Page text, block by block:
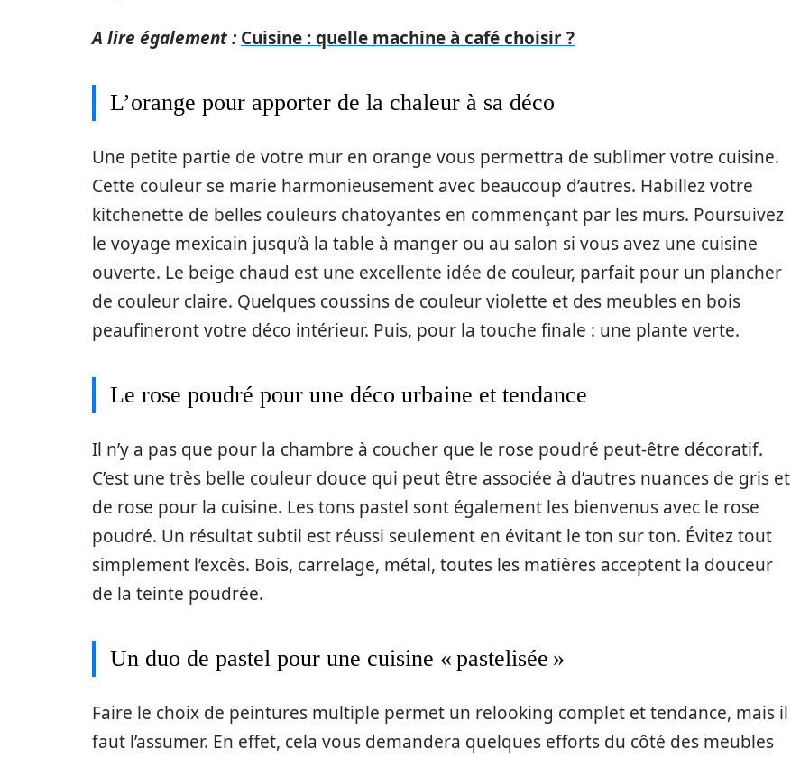
A lire également : Cuisine : quelle machine à café choisir ?
L’orange pour apporter de la chaleur à sa déco
Une petite partie de votre mur en orange vous permettra de sublimer votre cuisine.
Cette couleur se marie harmonieusement avec beaucoup d’autres. Habillez votre
kitchenette de belles couleurs chatoyantes en commençant par les murs. Poursuivez
le voyage mexicain jusqu’à la table à manger ou au salon si vous avez une cuisine
ouverte. Le beige chaud est une excellente idée de couleur, parfait pour un plancher
de couleur claire. Quelques coussins de couleur violette et des meubles en bois
peaufineront votre déco intérieur. Puis, pour la touche finale : une plante verte.
Le rose poudré pour une déco urbaine et tendance
Il n’y a pas que pour la chambre à coucher que le rose poudré peut-être décoratif.
C’est une très belle couleur douce qui peut être associée à d’autres nuances de gris et
de rose pour la cuisine. Les tons pastel sont également les bienvenus avec le rose
poudré. Un résultat subtil est réussi seulement en évitant le ton sur ton. Évitez tout
simplement l’excès. Bois, carrelage, métal, toutes les matières acceptent la douceur
de la teinte poudrée.
Un duo de pastel pour une cuisine « pastelisée »
Faire le choix de peintures multiple permet un relooking complet et tendance, mais il
faut l’assumer. En effet, cela vous demandera quelques efforts du côté des meubles